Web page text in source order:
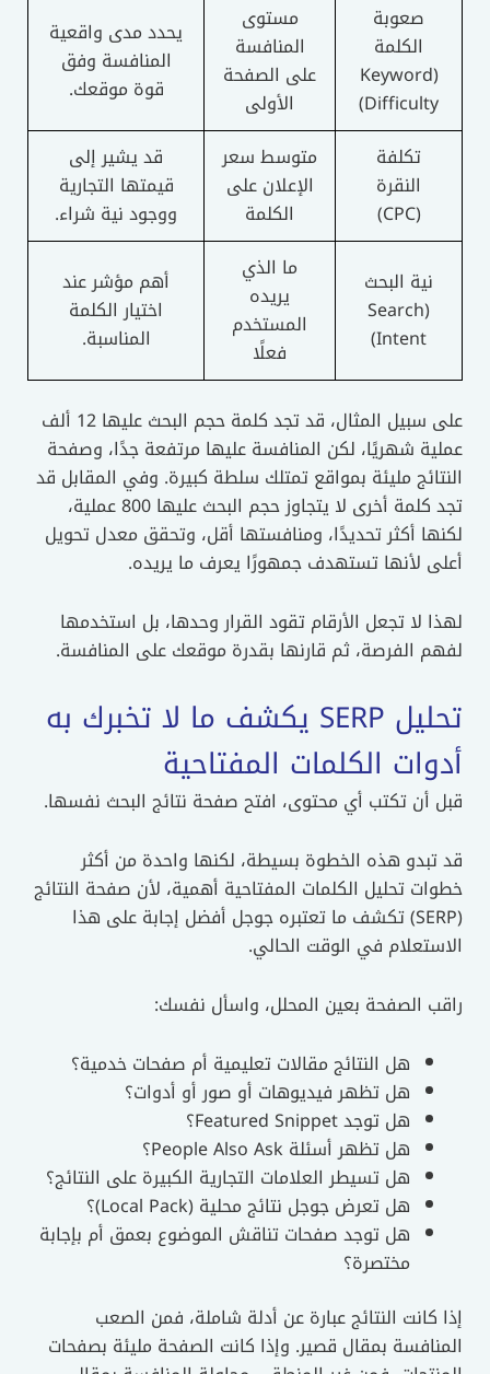
صعوبة
الكلمة
(Keyword
Difficulty)
مستوى
المنافسة
على الصفحة
الأولى
يحدد مدى واقعية
المنافسة وفق
قوة موقعك.
تكلفة
النقرة
(CPC)
متوسط سعر
الإعلان على
الكلمة
قد يشير إلى
قيمتها التجارية
ووجود نية شراء.
نية البحث
(Search
Intent)
ما الذي
يريده
المستخدم
فعلًا
أهم مؤشر عند
اختيار الكلمة
المناسبة.
على سبيل المثال، قد تجد كلمة حجم البحث عليها 12 ألف
عملية شهريًا، لكن المنافسة عليها مرتفعة جدًا، وصفحة
النتائج مليئة بمواقع تمتلك سلطة كبيرة. وفي المقابل قد
تجد كلمة أخرى لا يتجاوز حجم البحث عليها 800 عملية،
لكنها أكثر تحديدًا، ومنافستها أقل، وتحقق معدل تحويل
أعلى لأنها تستهدف جمهورًا يعرف ما يريده.
لهذا لا تجعل الأرقام تقود القرار وحدها، بل استخدمها
لفهم الفرصة، ثم قارنها بقدرة موقعك على المنافسة.
تحليل SERP يكشف ما لا تخبرك به
أدوات الكلمات المفتاحية
قبل أن تكتب أي محتوى، افتح صفحة نتائج البحث نفسها.
قد تبدو هذه الخطوة بسيطة، لكنها واحدة من أكثر
خطوات تحليل الكلمات المفتاحية أهمية، لأن صفحة النتائج
(SERP) تكشف ما تعتبره جوجل أفضل إجابة على هذا
الاستعلام في الوقت الحالي.
راقب الصفحة بعين المحلل، واسأل نفسك:
هل النتائج مقالات تعليمية أم صفحات خدمية؟
هل تظهر فيديوهات أو صور أو أدوات؟
هل توجد Featured Snippet؟
هل تظهر أسئلة People Also Ask؟
هل تسيطر العلامات التجارية الكبيرة على النتائج؟
هل تعرض جوجل نتائج محلية (Local Pack)؟
هل توجد صفحات تناقش الموضوع بعمق أم بإجابة
مختصرة؟
إذا كانت النتائج عبارة عن أدلة شاملة، فمن الصعب
المنافسة بمقال قصير. وإذا كانت الصفحة مليئة بصفحات